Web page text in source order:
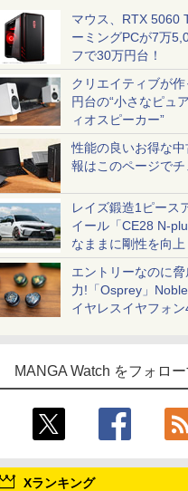
マウス、RTX 5060
ーミングPCが7万
フで30万円台！
クリエイティブが
円台の“小さなピュ
ィオスピーカー”
性能の良いお得な
報はこのページでチ
レイズ鍛造1ピース
イール「CE28 N-
なままに剛性を向上
エントリーなのに
力!「Osprey」
イヤレスイヤフォン
MANGA Watch をフォロ
Xランキング